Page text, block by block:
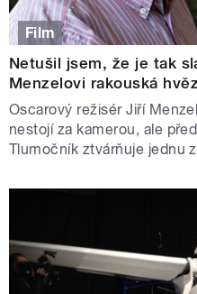
Film
Netušil jsem, že je tak
Menzelovi rakouská
Oscarový režisér Jiří
nestojí za kamerou, ale
Tlumočník ztvárňuje jednu